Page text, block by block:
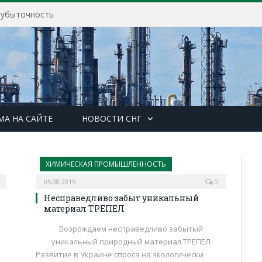
НА САЙТЕ НОВОСТИ СНГ
ХИМИЧЕСКАЯ ПРОМЫШЛЕННОСТЬ
05.08.2015 0
Несправедливо забыт уникальный
материал ТРЕПЕЛ
Возрождаем несправедливо забытый
уникальный природный материал ТРЕПЕЛ
Развитие в Украине спроса на экологически